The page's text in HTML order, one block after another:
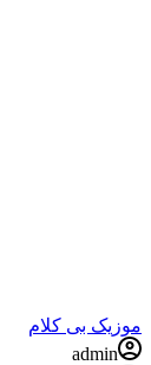
موزیک بی کلام
admin